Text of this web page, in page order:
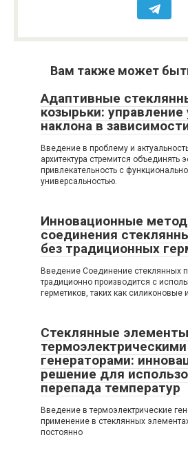
Вам также может
Адаптивные
козырьки: управление
наклона в
Введение в проблему и
архитектура стремится объединять
привлекательность с
универсальностью.
Инновационные
соединения
без традиционных
Введение Соединение стеклянных
традиционно производится с
герметиков, таких как силиконовые
Стеклянные
термоэлектрическими
генераторами:
решение для
перепада температур
Введение в термоэлектрические
применение в стеклянных
постоянно